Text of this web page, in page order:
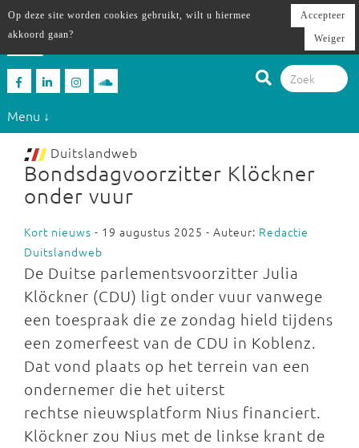
Menu ↓
Duitslandweb
Bondsdagvoorzitter Klöckner
onder vuur
Kort nieuws - 19 augustus 2025 - Auteur: Redactie
Duitslandweb
De Duitse parlementsvoorzitter Julia
Klöckner (CDU) ligt onder vuur vanwege
een toespraak die ze zondag hield tijdens
een zomerfeest van de CDU in Koblenz.
Dat vond plaats op het terrein van een
ondernemer die het uiterst
rechtse nieuwsplatform Nius financiert.
Klöckner zou Nius met de linkse krant de
Op deze site worden cookies gebruikt, wilt u hiermee
akkoord gaan?
Accepteer
Weiger